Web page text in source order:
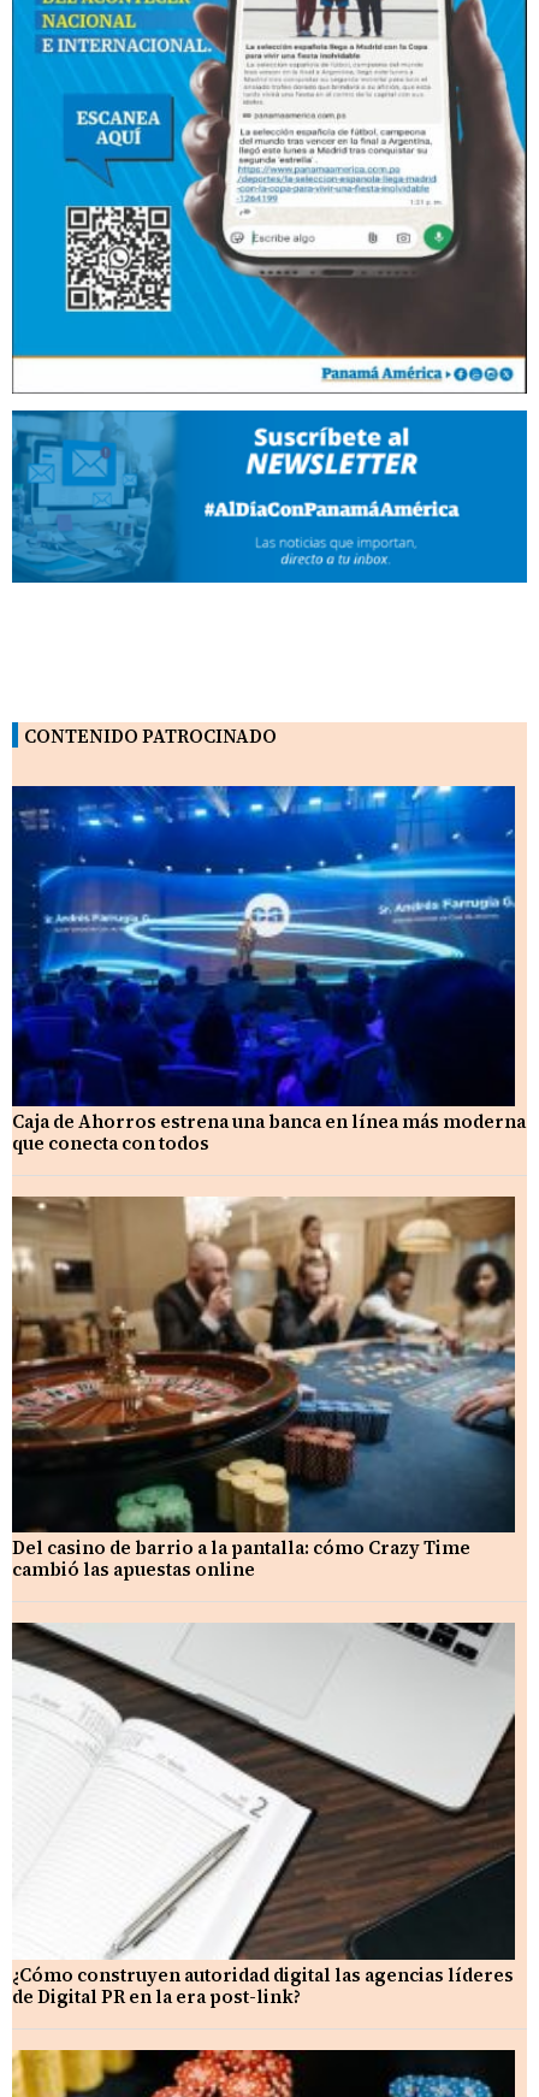
CONTENIDO PATROCINADO
Caja de Ahorros estrena una banca en línea más moderna
que conecta con todos
Del casino de barrio a la pantalla: cómo Crazy Time
cambió las apuestas online
¿Cómo construyen autoridad digital las agencias líderes
de Digital PR en la era post-link?